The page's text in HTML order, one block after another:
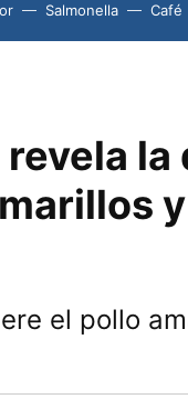
Salmonella Café
la
el pollo